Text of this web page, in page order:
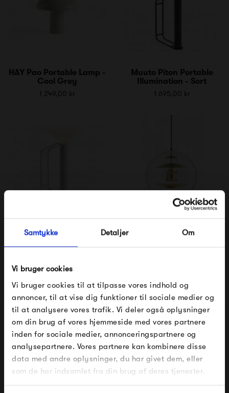
Samtykke Detaljer Om
Vi bruger cookies
Vi bruger cookies til at tilpasse vores indhold og
annoncer, til at vise dig funktioner til sociale medier og
til at analysere vores trafik. Vi deler også oplysninger
om din brug af vores hjemmeside med vores partnere
inden for sociale medier, annonceringspartnere og
analysepartnere. Vores partnere kan kombinere disse
data med andre oplysninger, du har givet dem, eller
som de har indsamlet fra din brug af deres tjenester.
HAY Pao Portable Lamp -
Cool Grey
1 249,00 kr
Muuto Piton Portable
Illumination - Sort
1 695,00 kr
Illumination - Aluminium
Messing
Lampe Gras No. 201
Artek Pendant Light
A330S 'Golden...
FÅ 10% PÅ DIN NÆSTE ORDRE
Indtast din e-mail, så sender vi rabatkoden til dig på
mail. Minimumsbeløb er 499 kr. for at indløse
rabatten.
Gælder ikke på produkter fra Fermob, File Under